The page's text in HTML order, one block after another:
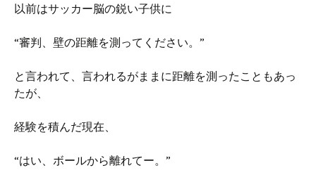
以前はサッカー脳の鋭い子供に
“審判、壁の距離を測ってください。”
と言われて、言われるがままに距離を測ったこともあっ
たが、
経験を積んだ現在、
“はい、ボールから離れてー。”